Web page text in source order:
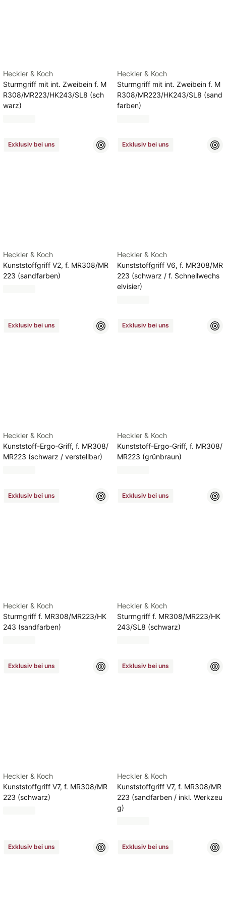
Heckler & Koch
Sturmgriff mit int. Zweibein f. M
R308/MR223/HK243/SL8 (sch
warz)
Heckler & Koch
Sturmgriff mit int. Zweibein f. M
R308/MR223/HK243/SL8 (sand
farben)
Exklusiv bei uns
Heckler & Koch
Kunststoffgriff V2, f. MR308/MR
223 (sandfarben)
Exklusiv bei uns
Heckler & Koch
Kunststoffgriff V6, f. MR308/MR
223 (schwarz / f. Schnellwechs
elvisier)
Exklusiv bei uns
Heckler & Koch
Kunststoff-Ergo-Griff, f. MR308/
MR223 (schwarz / verstellbar)
Exklusiv bei uns
Heckler & Koch
Kunststoff-Ergo-Griff, f. MR308/
MR223 (grünbraun)
Exklusiv bei uns
Heckler & Koch
Sturmgriff f. MR308/MR223/HK
243 (sandfarben)
Exklusiv bei uns
Heckler & Koch
Sturmgriff f. MR308/MR223/HK
243/SL8 (schwarz)
Exklusiv bei uns
Heckler & Koch
Kunststoffgriff V7, f. MR308/MR
223 (schwarz)
Exklusiv bei uns
Heckler & Koch
Kunststoffgriff V7, f. MR308/MR
223 (sandfarben / inkl. Werkzeu
g)
Exklusiv bei uns Exklusiv bei uns